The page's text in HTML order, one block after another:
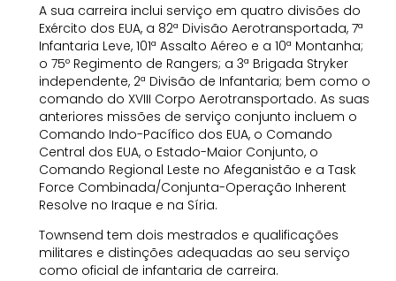
A sua carreira inclui serviço em quatro divisões do
Exército dos EUA, a 82ª Divisão Aerotransportada, 7ª
Infantaria Leve, 101ª Assalto Aéreo e a 10ª Montanha;
o 75º Regimento de Rangers; a 3ª Brigada Stryker
independente, 2ª Divisão de Infantaria; bem como o
comando do XVIII Corpo Aerotransportado. As suas
anteriores missões de serviço conjunto incluem o
Comando Indo-Pacífico dos EUA, o Comando
Central dos EUA, o Estado-Maior Conjunto, o
Comando Regional Leste no Afeganistão e a Task
Force Combinada/Conjunta-Operação Inherent
Resolve no Iraque e na Síria.
Townsend tem dois mestrados e qualificações
militares e distinções adequadas ao seu serviço
como oficial de infantaria de carreira.